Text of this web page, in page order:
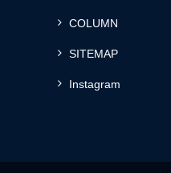
COLUMN
SITEMAP
Instagram